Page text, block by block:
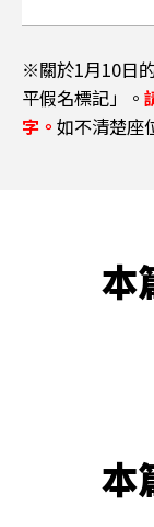
※關於1月10日
平假名標記」。
字。 如不清楚座
本
本